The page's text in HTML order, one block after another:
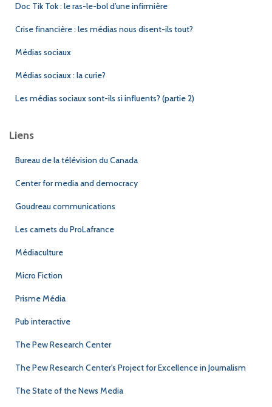
Doc Tik Tok : le ras-le-bol d’une infirmière
Crise financière : les médias nous disent-ils tout?
Médias sociaux
Médias sociaux : la curie?
Les médias sociaux sont-ils si influents? (partie 2)
Liens
Bureau de la télévision du Canada
Center for media and democracy
Goudreau communications
Les carnets du ProLafrance
Médiaculture
Micro Fiction
Prisme Média
Pub interactive
The Pew Research Center
The Pew Research Center's Project for Excellence in Journalism
The State of the News Media